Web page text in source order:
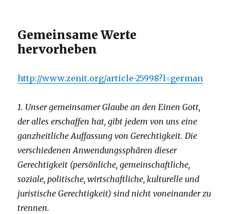
Gemeinsame Werte
hervorheben
http://www.zenit.org/article-25998?l=german
1. Unser gemeinsamer Glaube an den Einen Gott,
der alles erschaffen hat, gibt jedem von uns eine
ganzheitliche Auffassung von Gerechtigkeit. Die
verschiedenen Anwendungssphären dieser
Gerechtigkeit (persönliche, gemeinschaftliche,
soziale, politische, wirtschaftliche, kulturelle und
juristische Gerechtigkeit) sind nicht voneinander zu
trennen.